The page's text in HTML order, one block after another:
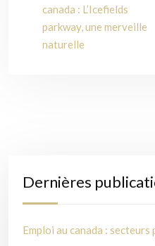
canada : L’Icefields
parkway, une merveille
naturelle
Dernières
Emploi au canada :